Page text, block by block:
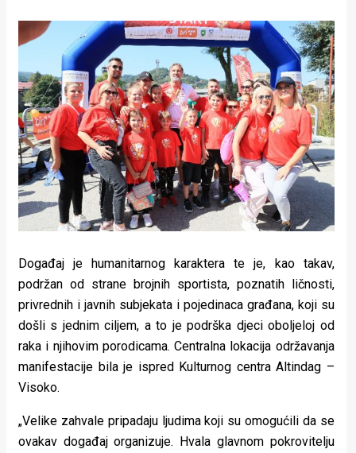
Događaj je humanitarnog karaktera te je, kao takav,
podržan od strane brojnih sportista, poznatih ličnosti,
privrednih i javnih subjekata i pojedinaca građana, koji su
došli s jednim ciljem, a to je podrška djeci oboljeloj od
raka i njihovim porodicama. Centralna lokacija održavanja
manifestacije bila je ispred Kulturnog centra Altindag –
Visoko.
„Velike zahvale pripadaju ljudima koji su omogućili da se
ovakav događaj organizuje. Hvala glavnom pokrovitelju